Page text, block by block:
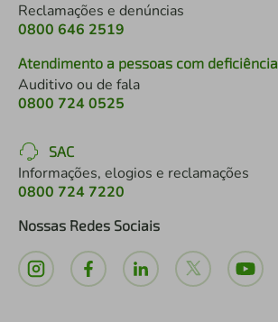
Reclamações e denúncias
0800 646 2519
Atendimento a pessoas com deficiência
Auditivo ou de fala
0800 724 0525
SAC
Informações, elogios e reclamações
0800 724 7220
Nossas Redes Sociais